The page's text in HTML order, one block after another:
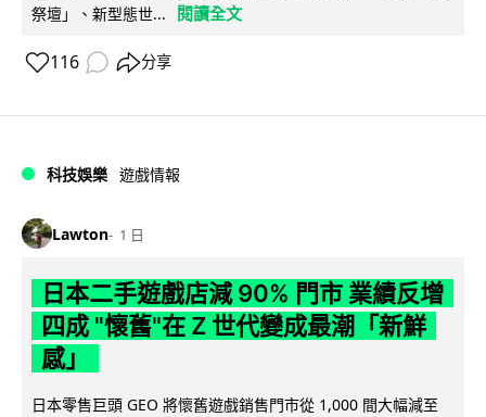
祭壇」、新型態世...
閱讀全文
116 分享
科技娛樂 遊戲情報
Lawton 1 日
日本二手遊戲店減 90% 門市 業績反增
四成 "懷舊"在 Z 世代變成最潮「新鮮
感」
日本零售巨頭 GEO 將懷舊遊戲銷售門市從 1,000 間大幅減至